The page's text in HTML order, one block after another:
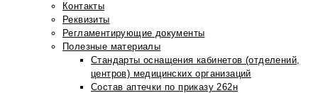
Контакты
Реквизиты
Регламентирующие документы
Полезные материалы
Стандарты оснащения кабинетов (отделений,
центров) медицинских организаций
Состав аптечки по приказу 262н